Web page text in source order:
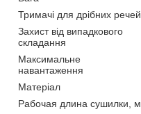
Тримачі для дрібних речей
Захист від випадкового
складання
Максимальне
навантаження
Матеріал
Рабочая длина сушилки, м